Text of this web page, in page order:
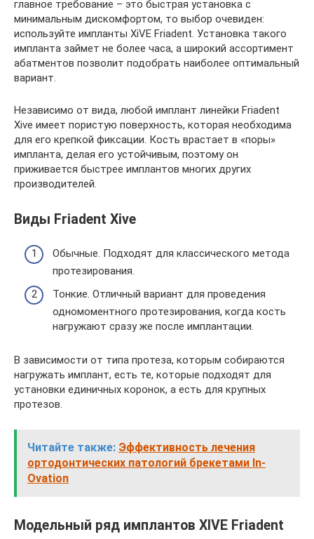
главное требование – это быстрая установка с
минимальным дискомфортом, то выбор очевиден:
используйте импланты XiVE Friadent. Установка такого
импланта займет не более часа, а широкий ассортимент
абатментов позволит подобрать наиболее оптимальный
вариант.
Независимо от вида, любой имплант линейки Friadent
Xive имеет пористую поверхность, которая необходима
для его крепкой фиксации. Кость врастает в «поры»
импланта, делая его устойчивым, поэтому он
приживается быстрее имплантов многих других
производителей.
Виды Friadent Xive
Обычные. Подходят для классического метода
протезирования.
Тонкие. Отличный вариант для проведения
одномоментного протезирования, когда кость
нагружают сразу же после имплантации.
В зависимости от типа протеза, которым собираются
нагружать имплант, есть те, которые подходят для
установки единичных коронок, а есть для крупных
протезов.
Читайте также: Эффективность лечения
ортодонтических патологий брекетами In-
Ovation
Модельный ряд имплантов XIVE Friadent